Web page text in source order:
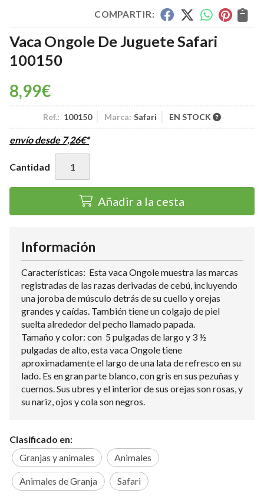
COMPARTIR:
Vaca Ongole De Juguete Safari
100150
8,99€
Ref.: 100150 Marca: Safari EN STOCK
envío desde 7,26€*
Cantidad
Añadir a la cesta
Información
Características: Esta vaca Ongole muestra las marcas
registradas de las razas derivadas de cebú, incluyendo
una joroba de músculo detrás de su cuello y orejas
grandes y caídas. También tiene un colgajo de piel
suelta alrededor del pecho llamado papada.
Tamaño y color: con 5 pulgadas de largo y 3 ½
pulgadas de alto, esta vaca Ongole tiene
aproximadamente el largo de una lata de refresco en su
lado. Es en gran parte blanco, con gris en sus pezuñas y
cuernos. Sus ubres y el interior de sus orejas son rosas, y
su nariz, ojos y cola son negros.
Clasificado en:
Granjas y animales
Animales
Animales de Granja Safari